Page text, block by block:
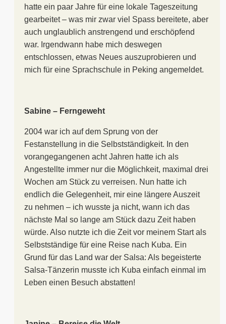
hatte ein paar Jahre für eine lokale Tageszeitung
gearbeitet – was mir zwar viel Spass bereitete, aber
auch unglaublich anstrengend und erschöpfend
war. Irgendwann habe mich deswegen
entschlossen, etwas Neues auszuprobieren und
mich für eine Sprachschule in Peking angemeldet.
Sabine – Ferngeweht
2004 war ich auf dem Sprung von der
Festanstellung in die Selbstständigkeit. In den
vorangegangenen acht Jahren hatte ich als
Angestellte immer nur die Möglichkeit, maximal drei
Wochen am Stück zu verreisen. Nun hatte ich
endlich die Gelegenheit, mir eine längere Auszeit
zu nehmen – ich wusste ja nicht, wann ich das
nächste Mal so lange am Stück dazu Zeit haben
würde. Also nutzte ich die Zeit vor meinem Start als
Selbstständige für eine Reise nach Kuba. Ein
Grund für das Land war der Salsa: Als begeisterte
Salsa-Tänzerin musste ich Kuba einfach einmal im
Leben einen Besuch abstatten!